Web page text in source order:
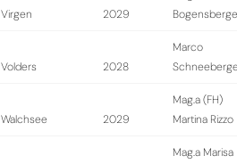
Virgen 2029
Volders 2028
Marco
Walchsee 2029
Mag.a (FH)
Martina Rizzo
Mag.a Marisa